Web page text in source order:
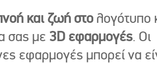
και ζωή στο λογότυπο
σας με 3D εφαρμογές. Οι
εφαρμογές μπορεί να